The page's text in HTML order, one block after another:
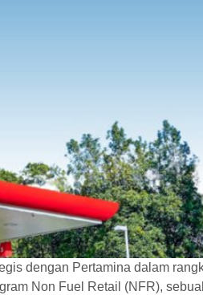
dengan Pertamina dalam
Non Fuel Retail (NFR),